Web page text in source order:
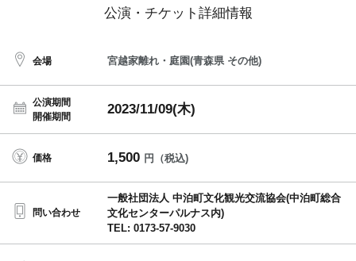
公演・チケット詳細情報
会場 宮越家離れ・庭園(青森県 その他)
公演期間
開催期間
2023/11/09(木)
価格 1,500 円（税込)
問い合わせ
一般社団法人 中泊町文化観光交流協会(中泊町総合
文化センターパルナス内)
TEL: 0173-57-9030